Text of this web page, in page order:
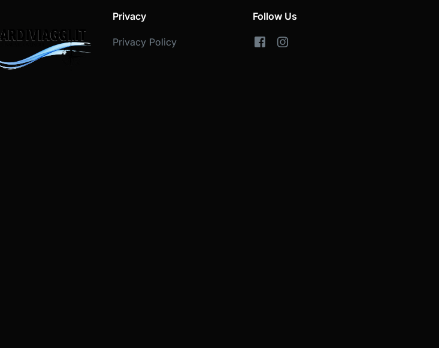
Privacy
Privacy Policy
Follow Us